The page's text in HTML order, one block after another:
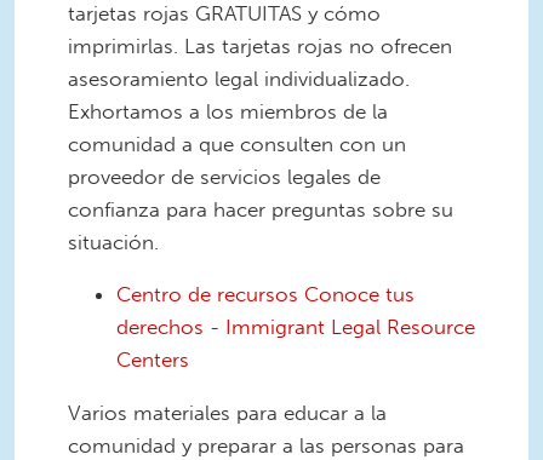
tarjetas rojas GRATUITAS y cómo
imprimirlas. Las tarjetas rojas no ofrecen
asesoramiento legal individualizado.
Exhortamos a los miembros de la
comunidad a que consulten con un
proveedor de servicios legales de
confianza para hacer preguntas sobre su
situación.
Centro de recursos Conoce tus
derechos - Immigrant Legal Resource
Centers
Varios materiales para educar a la
comunidad y preparar a las personas para